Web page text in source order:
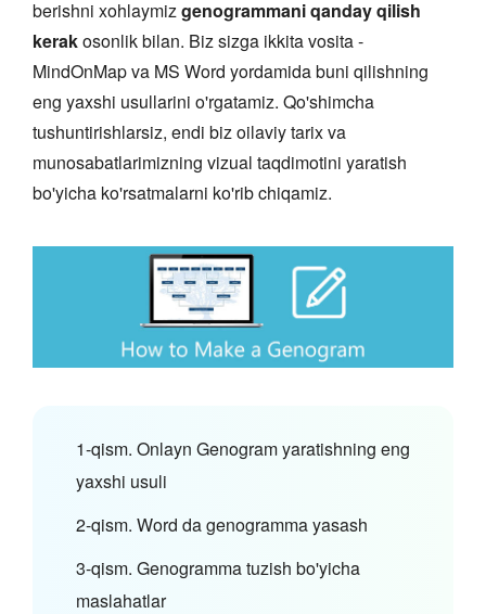
berishni xohlaymizgenogrammani qanday qilish
kerakosonlik bilan. Biz sizga ikkita vosita -
MindOnMap va MS Word yordamida buni qilishning
eng yaxshi usullarini o'rgatamiz. Qo'shimcha
tushuntirishlarsiz, endi biz oilaviy tarix va
munosabatlarimizning vizual taqdimotini yaratish
bo'yicha ko'rsatmalarni ko'rib chiqamiz.
1-qism. Onlayn Genogram yaratishning eng
yaxshi usuli
2-qism. Word da genogramma yasash
3-qism. Genogramma tuzish bo'yicha
maslahatlar